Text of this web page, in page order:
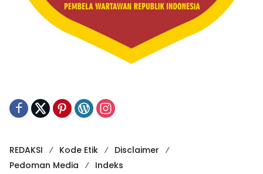
REDAKSI Kode Etik
Disclaimer
Pedoman Media
Indeks